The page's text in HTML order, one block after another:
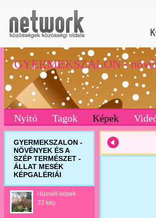
GYERMEKSZALON -
Nyitó Tagok Képek
GYERMEKSZALON -
NÖVÉNYEK ÉS A
SZÉP TERMÉSZET -
ÁLLAT MESÉK
KÉPGALÉRIÁI
Húsvéti képek
33 kép